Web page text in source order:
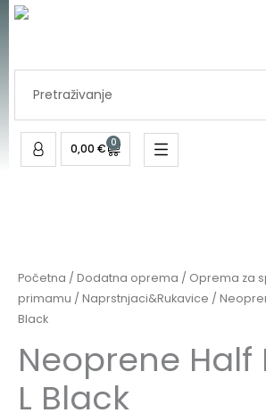
Skip
0,00 € 0
Cart
Početna / Dodatna oprema / Oprema za
primamu / Naprstnjaci&Rukavice /
Black
Neoprene Half
L Black